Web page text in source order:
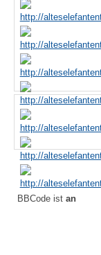
BBCode ist an